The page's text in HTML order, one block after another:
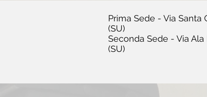
Prima Sede - Via Santa
(SU)
Seconda Sede - Via Ala
(SU)